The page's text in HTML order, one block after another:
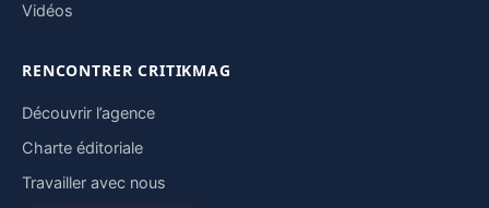
Vidéos
RENCONTRER CRITIKMAG
Découvrir l’agence
Charte éditoriale
Travailler avec nous